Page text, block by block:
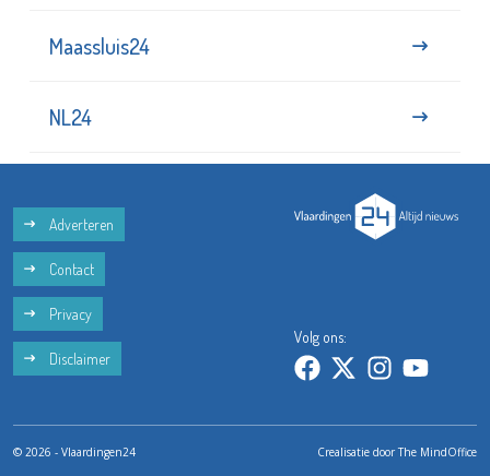
Maassluis24
NL24
Adverteren
Contact
Privacy
Disclaimer
Volg ons:
© 2026 - Vlaardingen24 Crealisatie doorThe MindOffice